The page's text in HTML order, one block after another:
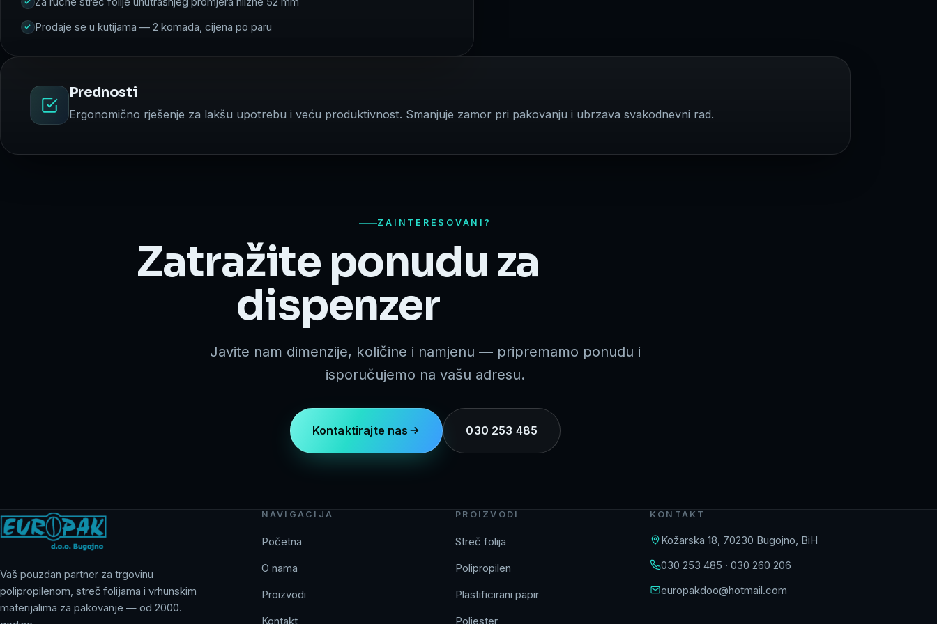
Prodaje se u kutijama — 2 komada, cijena po paru
Prednosti
Ergonomično rješenje za lakšu upotrebu i veću produktivnost. Smanjuje zamor pri pakovanju i ubrzava svakodnevni rad.
ZAINTERESOVANI?
Zatražite ponudu za
dispenzer
Javite nam dimenzije, količine i namjenu — pripremamo ponudu i
isporučujemo na vašu adresu.
Kontaktirajte nas 030 253 485
Vaš pouzdan partner za trgovinu
polipropilenom, streč folijama i vrhunskim
materijalima za pakovanje — od 2000.
NAVIGACIJA
Početna
O nama
Proizvodi
Kontakt
PROIZVODI
Streč folija
Polipropilen
Plastificirani papir
Poliester
KONTAKT
Kožarska 18, 70230 Bugojno, BiH
030 253 485 · 030 260 206
europakdoo@hotmail.com